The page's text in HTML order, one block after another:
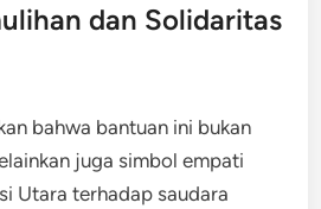
dan Solidaritas
bahwa bantuan ini bukan
juga simbol empati
Utara terhadap saudara